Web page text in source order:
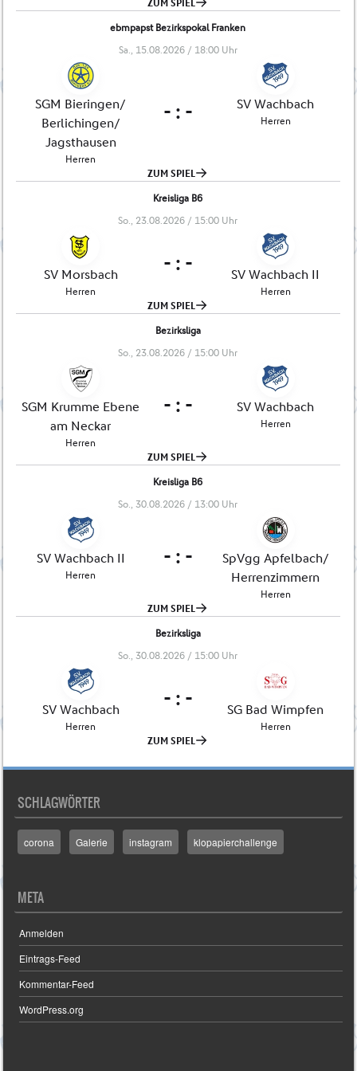
SCHLAGWÖRTER
corona Galerie instagram klopapierchallenge
META
Anmelden
Eintrags-Feed
Kommentar-Feed
WordPress.org